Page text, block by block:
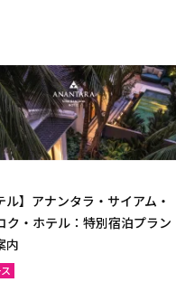
ル】アナンタラ・サイアム・
ク・ホテル：特別宿泊プラン
内